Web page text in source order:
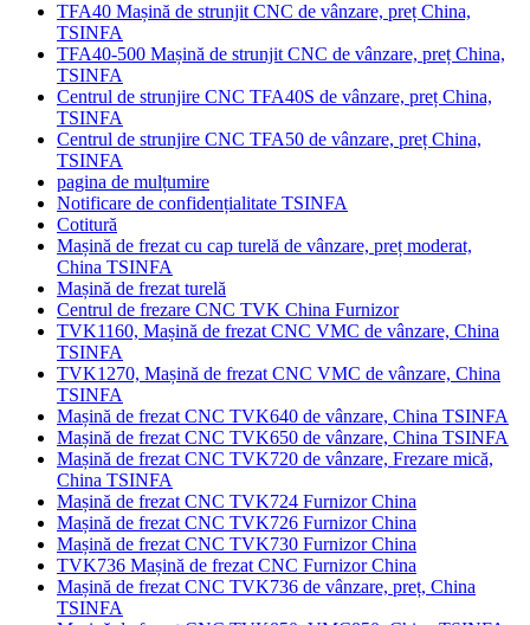
TFA40 Mașină de strunjit CNC de vânzare, preț China,
TSINFA
TFA40-500 Mașină de strunjit CNC de vânzare, preț China,
TSINFA
Centrul de strunjire CNC TFA40S de vânzare, preț China,
TSINFA
Centrul de strunjire CNC TFA50 de vânzare, preț China,
TSINFA
pagina de mulțumire
Notificare de confidențialitate TSINFA
Cotitură
Mașină de frezat cu cap turelă de vânzare, preț moderat,
China TSINFA
Mașină de frezat turelă
Centrul de frezare CNC TVK China Furnizor
TVK1160, Mașină de frezat CNC VMC de vânzare, China
TSINFA
TVK1270, Mașină de frezat CNC VMC de vânzare, China
TSINFA
Mașină de frezat CNC TVK640 de vânzare, China TSINFA
Mașină de frezat CNC TVK650 de vânzare, China TSINFA
Mașină de frezat CNC TVK720 de vânzare, Frezare mică,
China TSINFA
Mașină de frezat CNC TVK724 Furnizor China
Mașină de frezat CNC TVK726 Furnizor China
Mașină de frezat CNC TVK730 Furnizor China
TVK736 Mașină de frezat CNC Furnizor China
Mașină de frezat CNC TVK736 de vânzare, preț, China
TSINFA